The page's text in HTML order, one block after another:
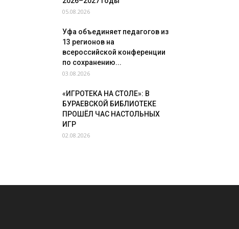
05.08.2026
Уфа объединяет педагогов из
13 регионов на
всероссийской конференции
по сохранению...
03.08.2026
«ИГРОТЕКА НА СТОЛЕ»: В
БУРАЕВСКОЙ БИБЛИОТЕКЕ
ПРОШЁЛ ЧАС НАСТОЛЬНЫХ
ИГР
02.08.2026